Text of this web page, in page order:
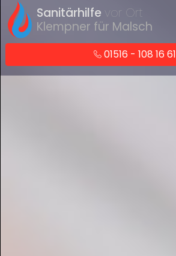
Sanitärhilfe vor Ort
Klempner für Malsch
01516 - 108 16 61